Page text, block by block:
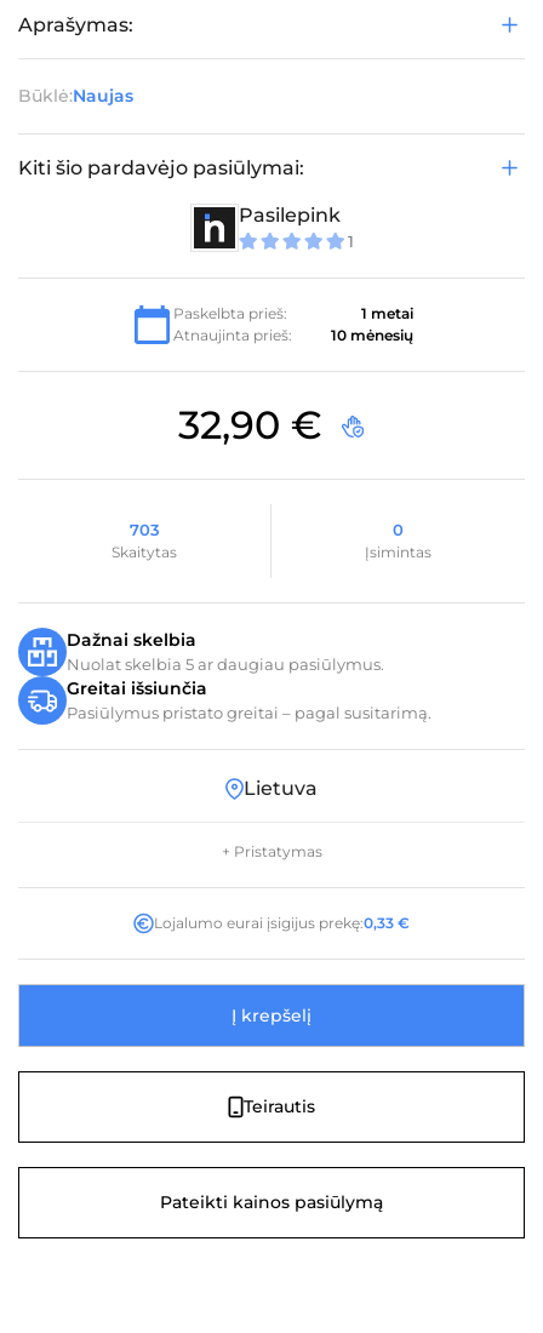
Aprašymas:
Būklė:Naujas
Kiti šio pardavėjo pasiūlymai:
Pasilepink
1
Paskelbta prieš:
1 metai
Atnaujinta prieš:
10 mėnesių
32,90 €
703
Skaitytas
0
Įsimintas
Dažnai skelbia
Nuolat skelbia 5 ar daugiau pasiūlymus.
Greitai išsiunčia
Pasiūlymus pristato greitai – pagal susitarimą.
Lietuva
+ Pristatymas
Lojalumo eurai įsigijus prekę:0,33 €
Į krepšelį
Teirautis
Pateikti kainos pasiūlymą